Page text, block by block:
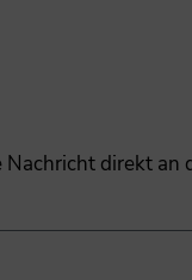
direkt an